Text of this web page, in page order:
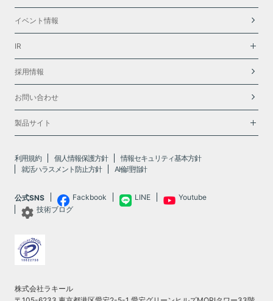
イベント情報
IR
採用情報
お問い合わせ
製品サイト
利用規約 個人情報保護方針
情報セキュリティ基本方針
就活ハラスメント防止方針
AI倫理指針
公式SNS Fackbook LINE
Youtube
技術ブログ
株式会社ラキール